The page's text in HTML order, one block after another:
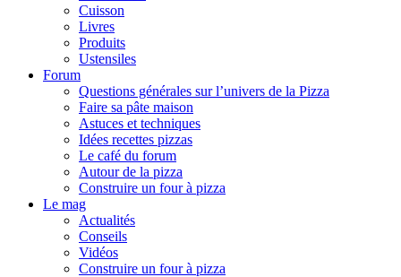
Cuisson
Livres
Produits
Ustensiles
Forum
Questions générales sur l’univers de la Pizza
Faire sa pâte maison
Astuces et techniques
Idées recettes pizzas
Le café du forum
Autour de la pizza
Construire un four à pizza
Le mag
Actualités
Conseils
Vidéos
Construire un four à pizza